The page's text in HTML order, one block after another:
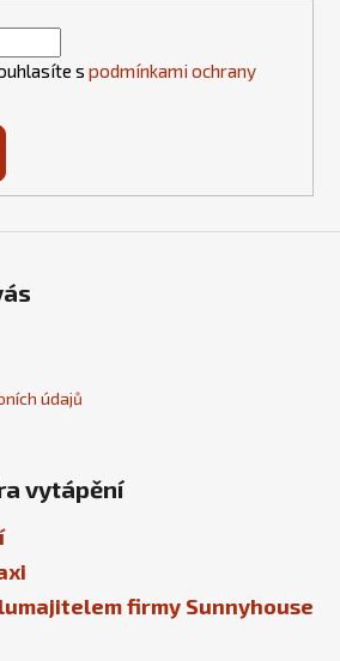
s podmínkami ochrany
údajů
vytápění
firmy Sunnyhouse